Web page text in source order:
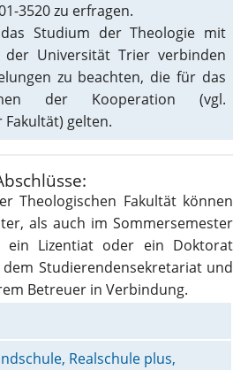
3520 zu erfragen.
Studium der Theologie mit
Universität Trier verbinden
zu beachten, die für das
der Kooperation (vgl.
gelten.
Theologischen Fakultät können
als auch im Sommersemester
ein Lizentiat oder ein Doktorat
Studierendensekretariat und
Betreuer in Verbindung.
Realschule plus,